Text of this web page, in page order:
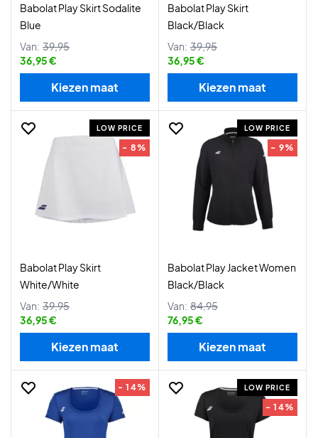
Babolat Play Skirt Sodalite
Blue
Van: 39,95
36,95 €
Kiezen maat
Babolat Play Skirt
Black/Black
Van: 39,95
36,95 €
Kiezen maat
LOW PRICE
- 8%
Babolat Play Skirt
White/White
Van: 39,95
36,95 €
Kiezen maat
LOW PRICE
- 9%
Babolat Play Jacket Women
Black/Black
Van: 84,95
76,95 €
Kiezen maat
- 14% LOW PRICE
- 14%